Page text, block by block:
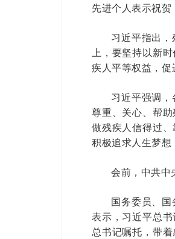
先进个人表示祝
习近平指出
上，要坚持以新
疾人平等权益，
习近平强调
尊重、关心、帮
做残疾人信得过
积极追求人生梦
会前，中共中
国务委员、
表示，习近平总
总书记嘱托，带